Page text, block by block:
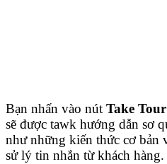
Bạn nhấn vào nút Take Tour
sẽ được tawk hướng dẫn sơ
như những kiến thức cơ bản
sử lý tin nhắn từ khách hàng.